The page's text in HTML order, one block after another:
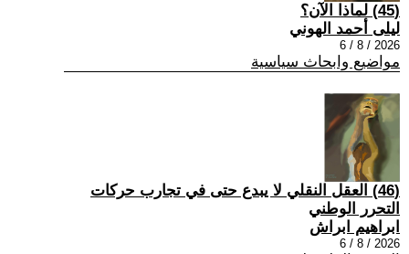
(45) لماذا الآن؟
ليلى أحمد الهوني
2026 / 8 / 6
مواضيع وابحاث سياسية
(46) العقل النقلي لا يبدع حتى في تجارب حركات
التحرر الوطني
ابراهيم ابراش
2026 / 8 / 6